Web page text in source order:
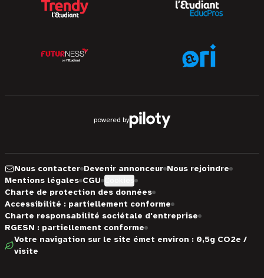
powered by
Nous contacter Devenir annonceur Nous rejoindre
Mentions légales CGU
Charte de protection des données
Accessibilité : partiellement conforme
Charte responsabilité sociétale d'entreprise
RGESN : partiellement conforme
Votre navigation sur le site émet environ : 0,5g CO2e /
visite